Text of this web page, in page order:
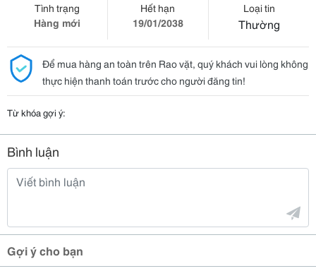
Tình trạng
Hàng mới
Hết hạn
19/01/2038
Loại tin
Thường
Để mua hàng an toàn trên Rao vặt, quý khách vui lòng không
thực hiện thanh toán trước cho người đăng tin!
Từ khóa gợi ý:
Bình luận
Gợi ý cho bạn